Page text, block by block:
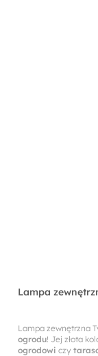
Lampa
Lampa zewnętrzna
ogrodu! Jej złota
ogrodowi czy